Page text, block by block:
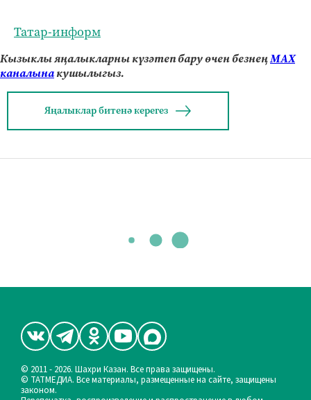
Татар-информ
Кызыклы яңалыкларны күзәтеп бару өчен безнеңМАХ
каналынакушылыгыз.
Яңалыклар битенә керегез
© 2011 - 2026. Шахри Казан. Все права защищены.
© ТАТМЕДИА. Все материалы, размещенные на сайте, защищены
законом.